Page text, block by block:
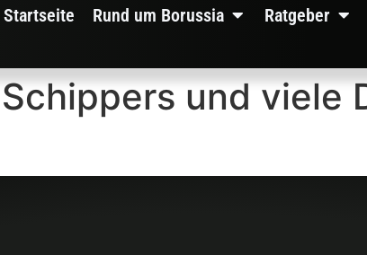
Startseite Rund um Borussia Ratgeber
und viele